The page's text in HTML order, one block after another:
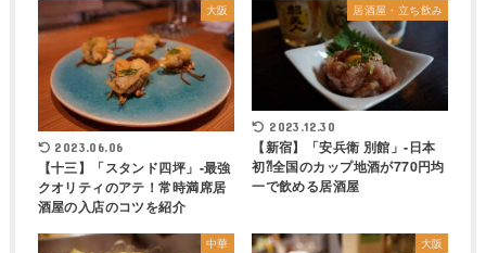
大阪
2023.06.06
【十三】「スタンド四坪」-最強
クオリティのアテ！常時満席居
酒屋の入店のコツを紹介
居酒屋・立ち飲み
2023.12.30
【新宿】「安兵衛 別館」-日本
初⁈全国のカップ地酒が770円均
一で飲める居酒屋
中華 大阪